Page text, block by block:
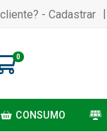
- Cadastrar |
0
CONSUMO